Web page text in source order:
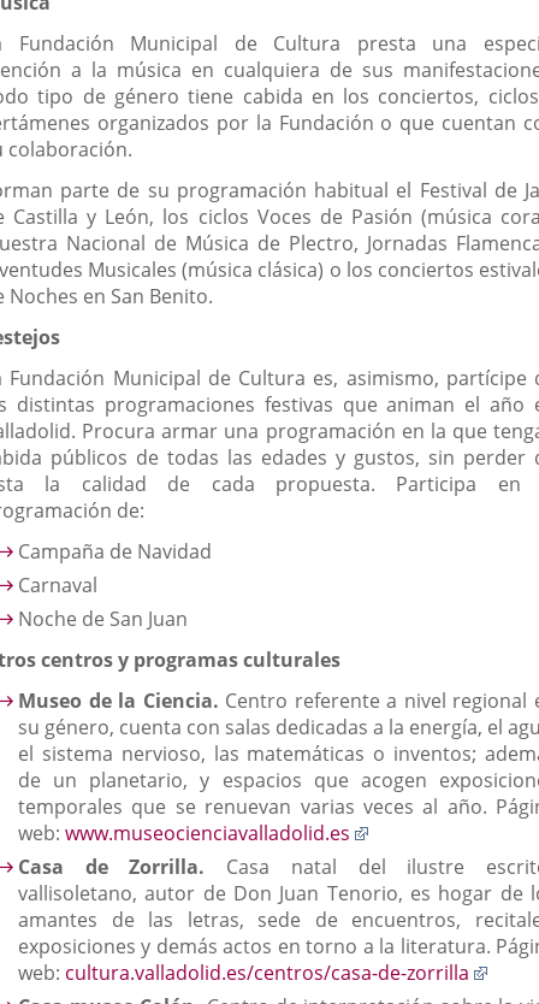
aplicación
externa.
Fundación Municipal de Cultura presta una
a la música en cualquiera de sus
tipo de género tiene cabida en los conciertos,
organizados por la Fundación o que cuentan
colaboración.
parte de su programación habitual el Festival de
Castilla y León, los ciclos Voces de Pasión (música
Nacional de Música de Plectro, Jornadas
Musicales (música clásica) o los conciertos
Noches en San Benito.
Fundación Municipal de Cultura es, asimismo, partícipe
distintas programaciones festivas que animan el año
Procura armar una programación en la que
públicos de todas las edades y gustos, sin perder
la calidad de cada propuesta. Participa en
de:
Campaña de Navidad
Carnaval
Noche de San Juan
centros y programas culturales
Museo de la Ciencia. Centro referente a nivel regional
su género, cuenta con salas dedicadas a la energía, el
el sistema nervioso, las matemáticas o inventos;
de un planetario, y espacios que acogen
temporales que se renuevan varias veces al año.
web: www.museocienciavalladolid.es
a
una
aplicación
externa.
Casa de Zorrilla. Casa natal del ilustre
vallisoletano, autor de Don Juan Tenorio, es hogar de
amantes de las letras, sede de encuentros,
exposiciones y demás actos en torno a la literatura.
web: cultura.valladolid.es/centros/casa-de-zorrilla
a